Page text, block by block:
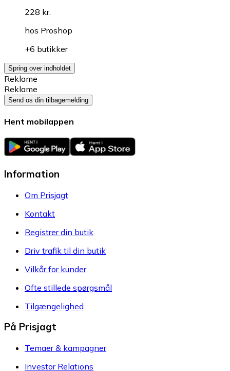
228 kr.
hos Proshop
+6 butikker
Spring over indholdet
Reklame
Reklame
Send os din tilbagemelding
Hent mobilappen
Information
Om Prisjagt
Kontakt
Registrer din butik
Driv trafik til din butik
Vilkår for kunder
Ofte stillede spørgsmål
Tilgængelighed
På Prisjagt
Temaer & kampagner
Investor Relations